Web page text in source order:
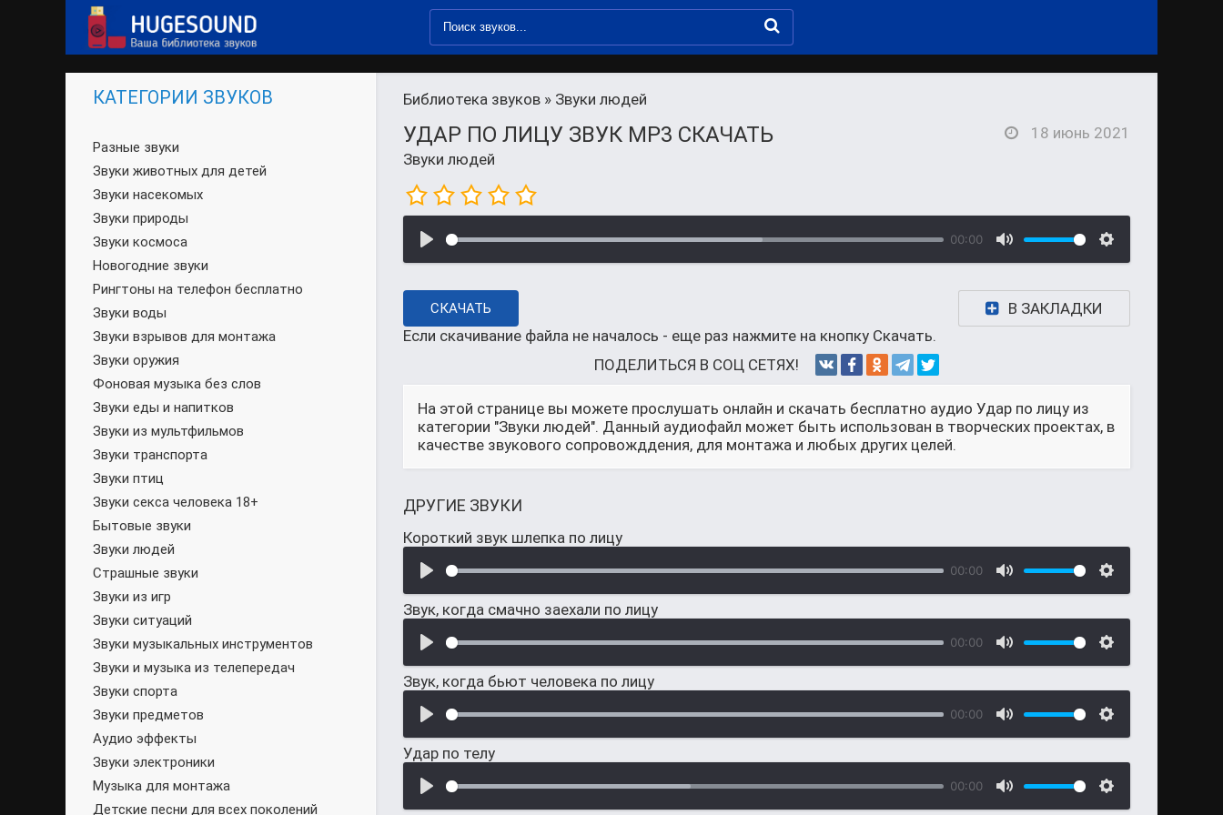
Библиотека звуков » Звуки людей
УДАР ПО ЛИЦУ ЗВУК MP3 СКАЧАТЬ
Звуки людей
18 июнь 2021
00:00
СКАЧАТЬ
В ЗАКЛАДКИ
Если скачивание файла не началось - еще раз нажмите на кнопку Скачать.
ПОДЕЛИТЬСЯ В СОЦ СЕТЯХ!
На этой странице вы можете прослушать онлайн и скачать бесплатно аудио Удар по лицу из
категории "Звуки людей". Данный аудиофайл может быть использован в творческих проектах, в
качестве звукового сопровожддения, для монтажа и любых других целей.
ДРУГИЕ ЗВУКИ
Короткий звук шлепка по лицу
00:00
Звук, когда смачно заехали по лицу
00:00
Звук, когда бьют человека по лицу
00:00
Удар по телу
00:00
КАТЕГОРИИ ЗВУКОВ
Разные звуки
Звуки животных для детей
Звуки насекомых
Звуки природы
Звуки космоса
Новогодние звуки
Рингтоны на телефон бесплатно
Звуки воды
Звуки взрывов для монтажа
Звуки оружия
Фоновая музыка без слов
Звуки еды и напитков
Звуки из мультфильмов
Звуки транспорта
Звуки птиц
Звуки секса человека 18+
Бытовые звуки
Звуки людей
Страшные звуки
Звуки из игр
Звуки ситуаций
Звуки музыкальных инструментов
Звуки и музыка из телепередач
Звуки спорта
Звуки предметов
Аудио эффекты
Звуки электроники
Музыка для монтажа
Детские песни для всех поколений